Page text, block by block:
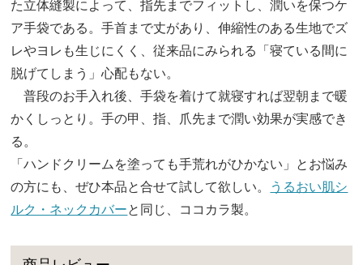
た立体縫製によって、指先までフィットし、潤いを保つケ
ア手袋である。手首まで丈があり、伸縮性のある生地でズ
レやヨレも生じにくく、従来品にみられる「寝ている間に
脱げてしまう」心配もない。
普段のお手入れ後、手袋を着けて就寝すれば翌朝まで暖
かくしっとり。手の甲、指、爪先まで潤い効果が実感でき
る。
「ハンドクリームを塗っても手荒れがひかない」とお悩み
の方にも、ぜひ本品と合せて試して欲しい。
うるおい肌シ
ルク・ネックカバーと同じ、ココカラ製。